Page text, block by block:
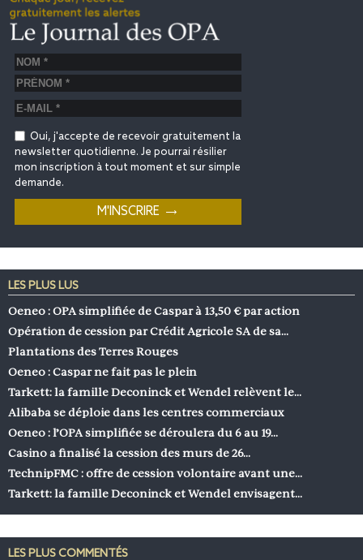
Oui, j'accepte de recevoir gratuitement la
newsletter quotidienne. Je pourrai résilier
mon inscription à tout moment et sur simple
demande.
LES PLUS LUS
Oeneo : OPA simplifiée de Caspar à 13,50 € par action
Opération de cession par Crédit Agricole SA de sa…
Plantations des Terres Rouges
Oeneo : Caspar ne fait pas le plein
Tarkett: la famille Deconinck et Wendel relèvent le…
Alibaba se déploie dans les centres commerciaux
Oeneo : l’OPA simplifiée se déroulera du 6 au 19…
Casino a finalisé la cession des murs de 26…
TechnipFMC : offre de cession volontaire avant une…
Tarkett: la famille Deconinck et Wendel envisagent…
LES PLUS COMMENTÉS